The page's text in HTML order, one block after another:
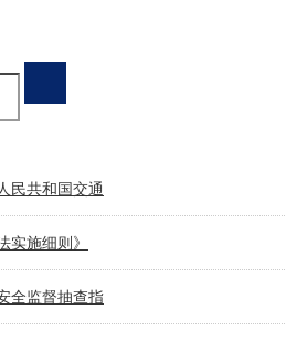
民共和国交通
实施细则》
全监督抽查指